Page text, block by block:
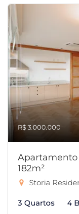
R$ 3.000.000
Apartamento
182m²
Storia
3 Quartos 4